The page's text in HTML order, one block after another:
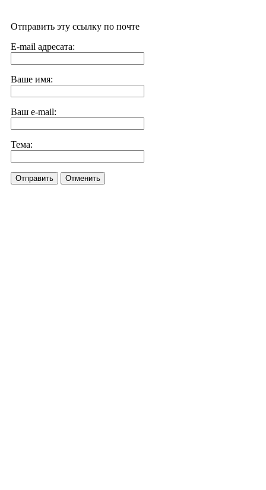
Отправить эту ссылку по почте
E-mail адресата:
Ваше имя:
Ваш e-mail:
Тема:
Отправить Отменить